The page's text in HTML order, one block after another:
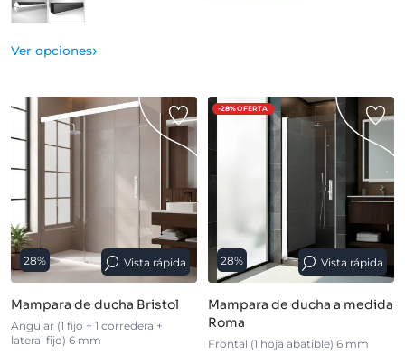
Ver opciones›
28% Vista rápida
Mampara de ducha Bristol
Angular (1 fijo + 1 corredera +
lateral fijo) 6 mm
-28%OFERTA
28% Vista rápida
Mampara de ducha a medida
Roma
Frontal (1 hoja abatible) 6 mm